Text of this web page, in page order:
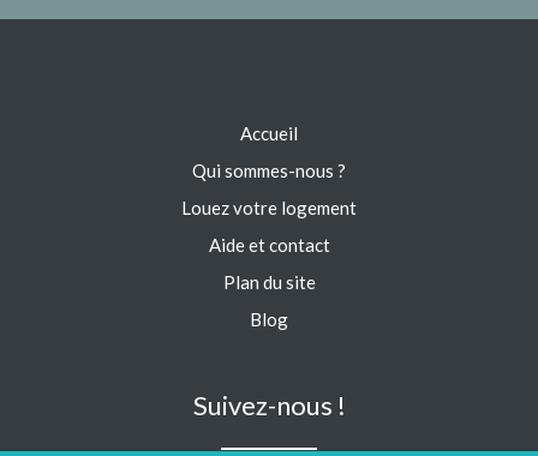
Accueil
Qui sommes-nous ?
Louez votre logement
Aide et contact
Plan du site
Blog
Suivez-nous !